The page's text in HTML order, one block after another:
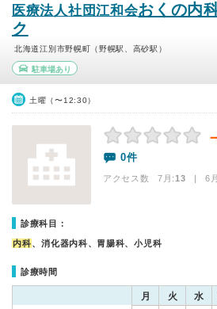
医療法人社団江和会おくの内
ク
北海道江別市野幌町（野幌駅、高砂駅）
駐車場あり
土曜（〜12:30）
0件
アクセス数 7月:13 | 6
診療科目：
内科、消化器内科、胃腸科、小児科
診療時間
月 火 水